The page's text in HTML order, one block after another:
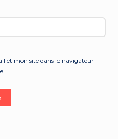
et mon site dans le navigateur